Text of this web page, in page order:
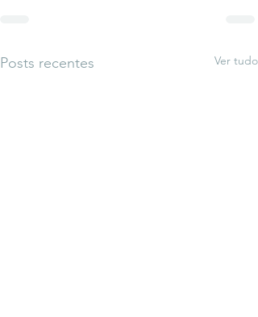
Posts recentes Ver tudo